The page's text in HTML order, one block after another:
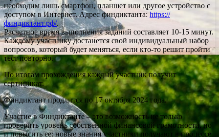
необходим лишь смартфон, планшет или другое устройство с
доступом в Интернет. Адрес финдиктанта: https://
финдиктант.рф/.
Расчетное время выполнения заданий составляет 10-15 минут.
Каждому участнику достанется свой индивидуальный набор
вопросов, который будет меняться, если кто-то решит пройти
тест повторно.
По итогам прохождения каждый участник получит
сертификат.
Финдиктант продлится по 17 октября 2024 года.
Участие в Финдиктанте – это возможность не только
проверить уровень собственной финансовой грамотности, но
и повысить ее: новые знания участники получают в процессе